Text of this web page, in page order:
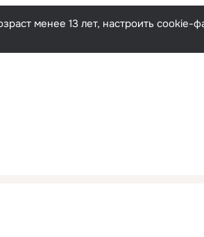
менее 13 лет, настроить cookie-